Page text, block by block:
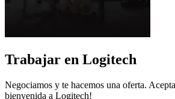
Trabajar en Logitech
Negociamos y te hacemos una oferta.
bienvenida a Logitech!